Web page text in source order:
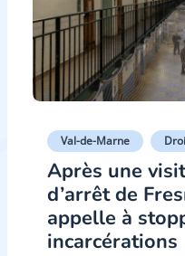
Val-de-Marne
Après une
d’arrêt de
appelle à
incarcérations